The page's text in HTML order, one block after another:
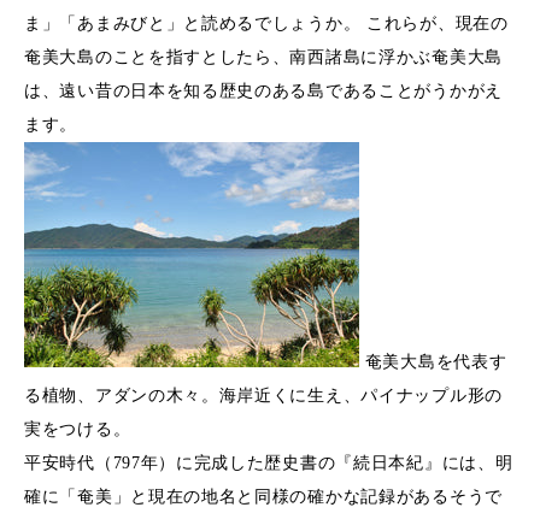
ま」「あまみびと」と読めるでしょうか。 これらが、現在の
奄美大島のことを指すとしたら、南西諸島に浮かぶ奄美大島
は、遠い昔の日本を知る歴史のある島であることがうかがえ
ます。
奄美大島を代表す
る植物、アダンの木々。海岸近くに生え、パイナップル形の
実をつける。
平安時代（797年）に完成した歴史書の『続日本紀』には、明
確に「奄美」と現在の地名と同様の確かな記録があるそうで